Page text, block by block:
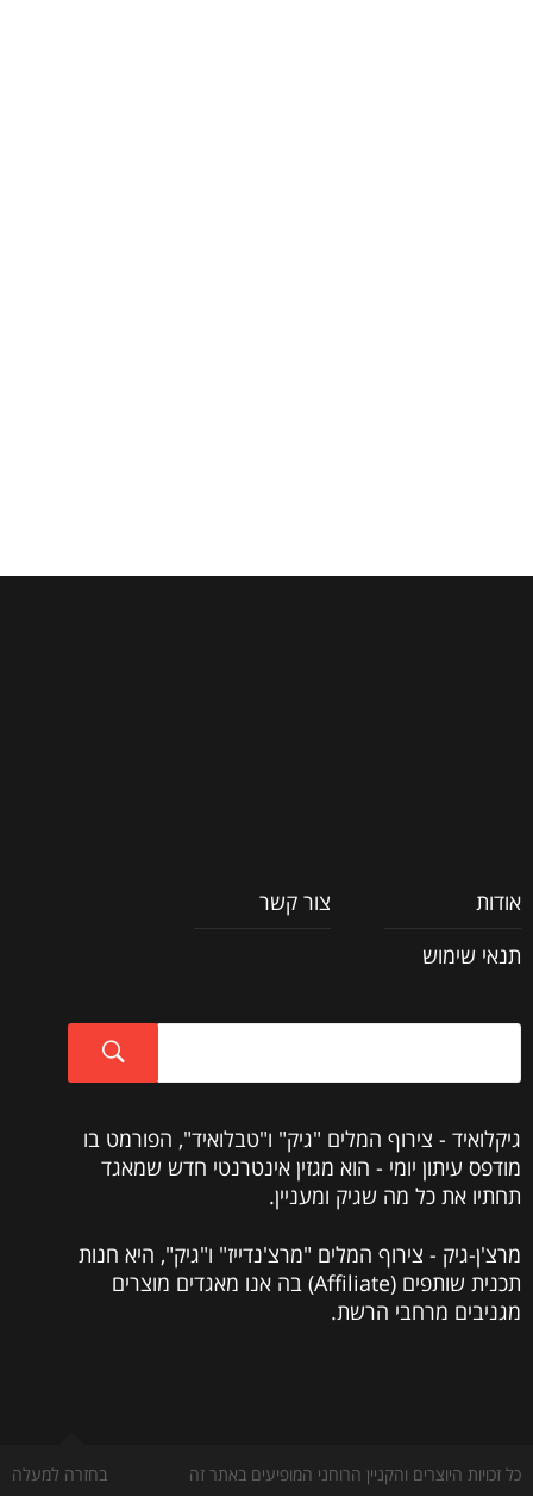
אודות
צור קשר
תנאי שימוש
גיקלואיד - צירוף המלים "גיק" ו"טבלואיד", הפורמט בו
מודפס עיתון יומי - הוא מגזין אינטרנטי חדש שמאגד
תחתיו את כל מה שגיק ומעניין.
מרצ'ן-גיק - צירוף המלים "מרצ'נדייז" ו"גיק", היא חנות
תכנית שותפים (Affiliate) בה אנו מאגדים מוצרים
מגניבים מרחבי הרשת.
בחזרה למעלה
כל זכויות היוצרים והקניין הרוחני המופיעים באתר זה